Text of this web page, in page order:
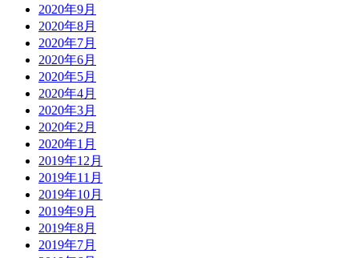
2020年9月
2020年8月
2020年7月
2020年6月
2020年5月
2020年4月
2020年3月
2020年2月
2020年1月
2019年12月
2019年11月
2019年10月
2019年9月
2019年8月
2019年7月